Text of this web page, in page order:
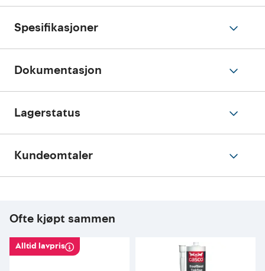
Spesifikasjoner
Dokumentasjon
Lagerstatus
Kundeomtaler
Ofte kjøpt sammen
Alltid lavpris